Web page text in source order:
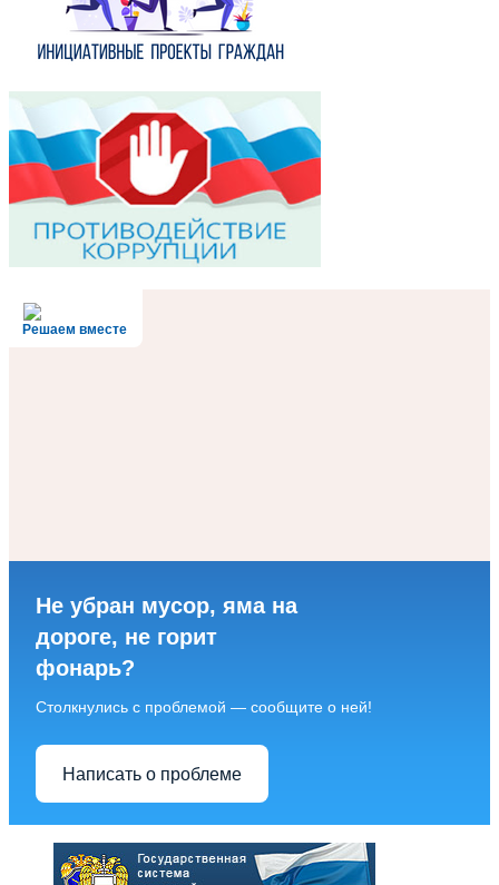
Решаем вместе
Не убран мусор, яма на
дороге, не горит
фонарь?
Столкнулись с проблемой — сообщите о ней!
Написать о проблеме